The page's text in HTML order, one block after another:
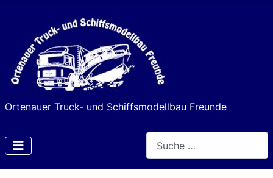
Ortenauer Truck- und Schiffsmodellbau Freunde
Type 2 or more characters